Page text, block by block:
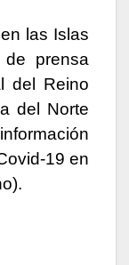
las Islas
de prensa
del Reino
del Norte
19 en